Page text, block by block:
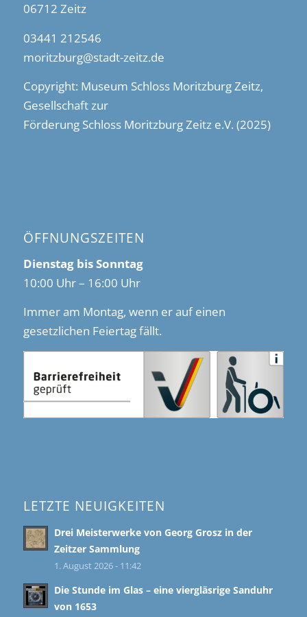
06712 Zeitz
03441 212546
moritzburg@stadt-zeitz.de
Copyright: Museum Schloss Moritzburg Zeitz,
Gesellschaft zur
Förderung Schloss Moritzburg Zeitz e.V. (2025)
ÖFFNUNGSZEITEN
Dienstag bis Sonntag
10:00 Uhr – 16:00 Uhr
Immer am Montag, wenn er auf einen
gesetzlichen Feiertag fällt.
LETZTE NEUIGKEITEN
Drei Meisterwerke von Georg Grosz in der
Zeitzer Sammlung
1. August 2026 - 11:42
Die Stunde im Glas – eine viergläsrige Sanduhr
von 1653